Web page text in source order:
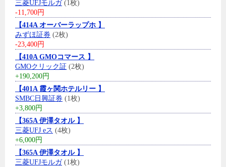
三菱UFJモルガ(1枚)
-11,700円
【414A オーバーラップホ 】
みずほ証券 (2枚)
-23,400円
【410A GMOコマース 】
GMOクリック証 (2枚)
+190,200円
【401A 霞ヶ関ホテルリー 】
SMBC日興証券 (1枚)
+3,800円
【365A 伊澤タオル 】
三菱UFJ eス (4枚)
+6,000円
【365A 伊澤タオル 】
三菱UFJモルガ(1枚)